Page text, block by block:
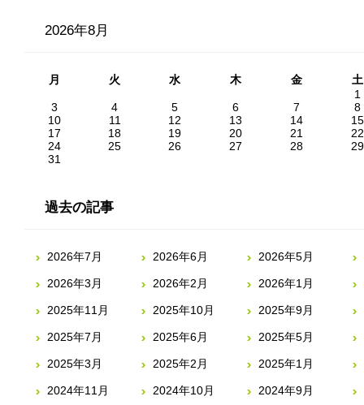
2026年8月
月 火 水 木 金
土
1
3
4 5 6 7
8
10
11 12 13 14
15
17
18 19 20 21
22
24
25 26 27 28
29
31
過去の記事
2026年7月 2026年6月 2026年5月
2026年3月 2026年2月 2026年1月
2025年11月 2025年10月 2025年9月
2025年7月 2025年6月 2025年5月
2025年3月 2025年2月 2025年1月
2024年11月 2024年10月 2024年9月